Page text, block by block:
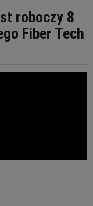
roboczy 8
Fiber Tech